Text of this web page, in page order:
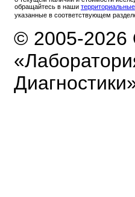
обращайтесь в наши
указанные в соответствующем
© 2005-